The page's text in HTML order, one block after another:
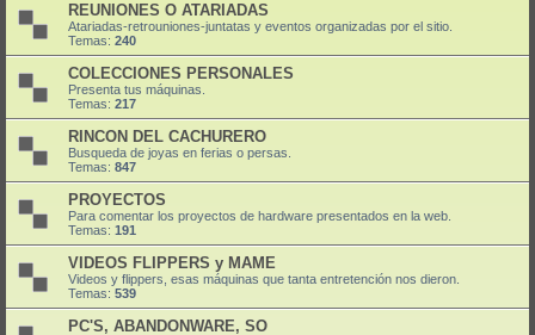
REUNIONES O ATARIADAS
Atariadas-retrouniones-juntatas y eventos organizadas por el sitio.
Temas: 240
COLECCIONES PERSONALES
Presenta tus máquinas.
Temas: 217
RINCON DEL CACHURERO
Busqueda de joyas en ferias o persas.
Temas: 847
PROYECTOS
Para comentar los proyectos de hardware presentados en la web.
Temas: 191
VIDEOS FLIPPERS y MAME
Videos y flippers, esas máquinas que tanta entretención nos dieron.
Temas: 539
PC'S, ABANDONWARE, SO